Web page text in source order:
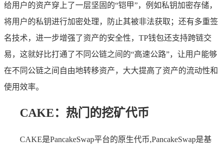
给用户的资产穿上了一层坚固的“铠甲”，例如私钥加密存储，
将用户的私钥进行加密处理，防止其被非法获取；还有多重签
名技术，进一步增强了资产的安全性，TP钱包还支持跨链交
易，这就好比打通了不同公链之间的“高速公路”，让用户能够
在不同公链之间自由地转移资产，大大提高了资产的流动性和
使用效率。
CAKE：热门的挖矿代币
CAKE是PancakeSwap平台的原生代币,PancakeSwap是基